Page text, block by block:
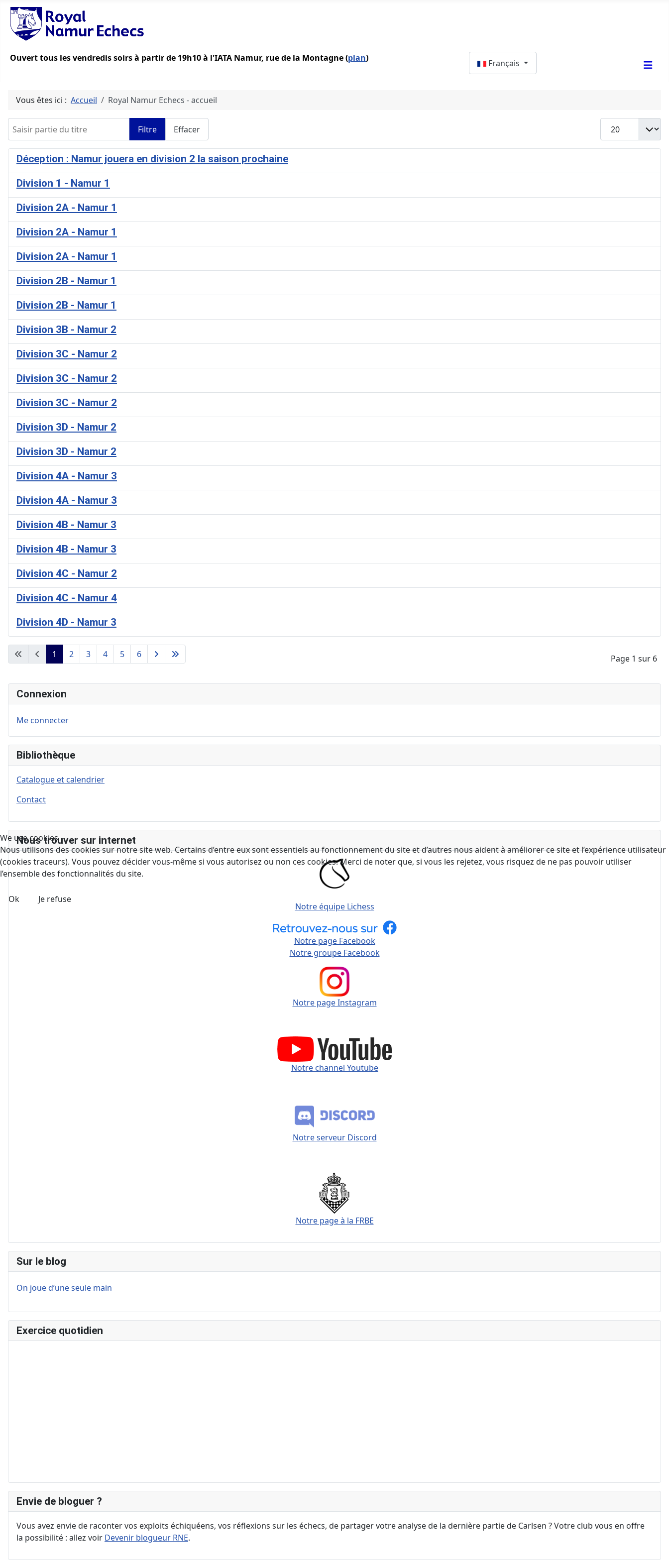
Ouvert tous les vendredis soirs à partir de 19h10 à l'IATA Namur, rue de la Montagne (plan) Français
Vous êtes ici : Accueil Royal Namur Echecs - accueil
Filtre Effacer
Déception : Namur jouera en division 2 la saison prochaine
Division 1 - Namur 1
Division 2A - Namur 1
Division 2A - Namur 1
Division 2A - Namur 1
Division 2B - Namur 1
Division 2B - Namur 1
Division 3B - Namur 2
Division 3C - Namur 2
Division 3C - Namur 2
Division 3C - Namur 2
Division 3D - Namur 2
Division 3D - Namur 2
Division 4A - Namur 3
Division 4A - Namur 3
Division 4B - Namur 3
Division 4B - Namur 3
Division 4C - Namur 2
Division 4C - Namur 4
Division 4D - Namur 3
Page 1 sur 6
1 2 3 4 5 6
Connexion
Me connecter
Bibliothèque
Catalogue et calendrier
Contact
Nous trouver sur internet
Notre équipe Lichess
Notre page Facebook
Notre groupe Facebook
Notre page Instagram
Notre channel Youtube
Notre serveur Discord
Notre page à la FRBE
Sur le blog
On joue d’une seule main
Exercice quotidien
Envie de bloguer ?
Vous avez envie de raconter vos exploits échiquéens, vos réflexions sur les échecs, de partager votre analyse de la dernière partie de Carlsen ? Votre club vous en offre
la possibilité : allez voir Devenir blogueur RNE.
We use cookies
Nous utilisons des cookies sur notre site web. Certains d’entre eux sont essentiels au fonctionnement du site et d’autres nous aident à améliorer ce site et l’expérience utilisateur
(cookies traceurs). Vous pouvez décider vous-même si vous autorisez ou non ces cookies. Merci de noter que, si vous les rejetez, vous risquez de ne pas pouvoir utiliser
l’ensemble des fonctionnalités du site.
Ok Je refuse